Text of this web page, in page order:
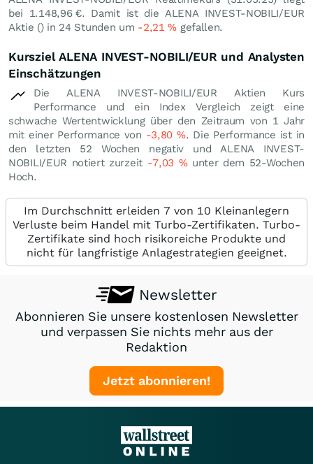
bei 1.148,96 €. Damit ist die ALENA INVEST-NOBILI/EUR
Aktie () in 24 Stunden um -2,21% gefallen.
Kursziel ALENA INVEST-NOBILI/EUR und Analysten
Einschätzungen
Die ALENA INVEST-NOBILI/EUR Aktien Kurs
Performance und ein Index Vergleich zeigt eine
schwache Wertentwicklung über den Zeitraum von 1 Jahr
mit einer Performance von -3,80%. Die Performance ist in
den letzten 52 Wochen negativ und ALENA INVEST-
NOBILI/EUR notiert zurzeit -7,03 %unter dem 52-Wochen
Hoch.
Im Durchschnitt erleiden 7 von 10 Kleinanlegern
Verluste beim Handel mit Turbo-Zertifikaten. Turbo-
Zertifikate sind hoch risikoreiche Produkte und
nicht für langfristige Anlagestrategien geeignet.
Newsletter
Abonnieren Sie unsere kostenlosen Newsletter
und verpassen Sie nichts mehr aus der
Redaktion
Jetzt abonnieren!